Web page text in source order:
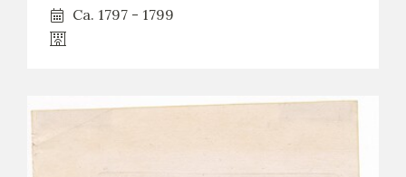
Ca. 1797 - 1799